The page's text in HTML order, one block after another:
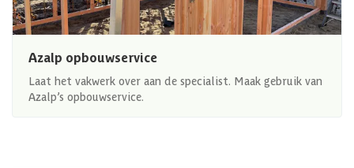
Azalp opbouwservice
Laat het vakwerk over aan de specialist. Maak gebruik van
Azalp’s opbouwservice.